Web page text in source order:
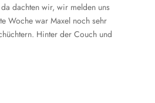
dachten wir, wir melden uns
Woche war Maxel noch sehr
Hinter der Couch und